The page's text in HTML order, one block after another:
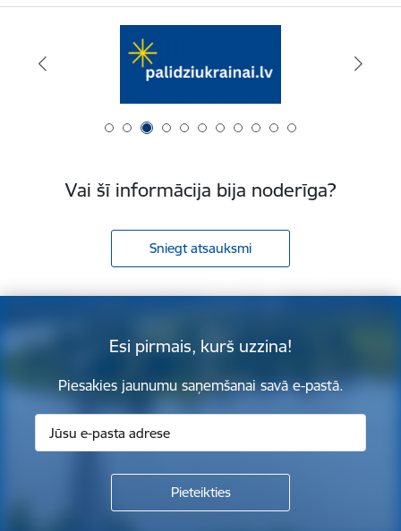
Vai šī informācija bija noderīga?
Sniegt atsauksmi
Esi pirmais, kurš uzzina!
Piesakies jaunumu saņemšanai savā e-pastā.